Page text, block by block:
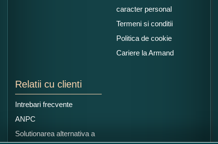
caracter personal
Termeni si conditii
Politica de cookie
Cariere la Armand
Relatii cu clienti
Intrebari frecvente
ANPC
Solutionarea alternativa a